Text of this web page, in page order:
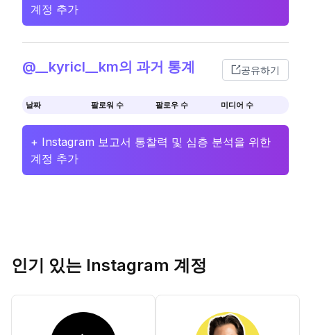
계정 추가
@__kyricl__km의 과거 통계 공유하기
날짜 팔로워 수 팔로우 수 미디어 수
+ Instagram 보고서 통찰력 및 심층 분석을 위한
계정 추가
인기 있는 Instagram 계정